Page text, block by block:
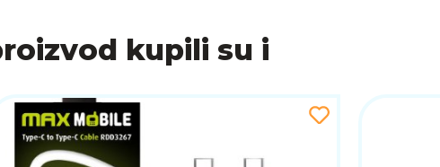
kupili su i